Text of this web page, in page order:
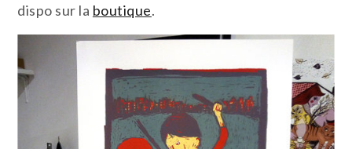
dispo sur la boutique.